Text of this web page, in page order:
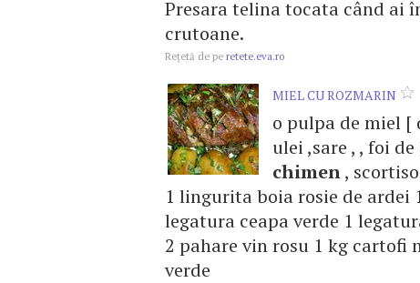
Presara telina tocata când ai
crutoane.
Reţetă de pe retete.eva.ro
MIEL CU ROZMARIN
o pulpa de miel [
ulei ,sare , , foi
chimen,
1 lingurita boia rosie de
legatura ceapa verde 1
2 pahare vin rosu 1 kg cartofi
verde